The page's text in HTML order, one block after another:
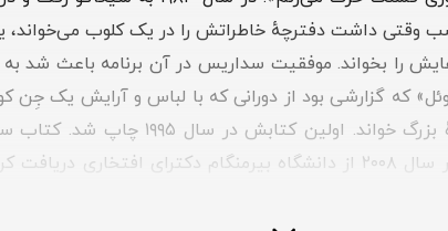
داشت دفترچهٔ خاطراتش را در یک کلوب می‌خواند،
را بخواند. موفقیت سداریس در آن برنامه باعث شد به
که گزارشی بود از دورانی که با لباس و آرایش یک جِن
نوشته غیرمنتظره بود؛ طوری که